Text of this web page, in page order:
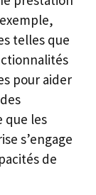
telles que
pour aider
que les
s’engage
de